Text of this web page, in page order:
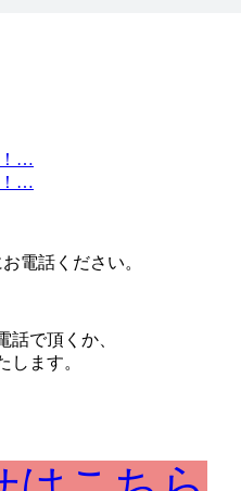
！…
！…
電話ください。
話で頂くか、
します。